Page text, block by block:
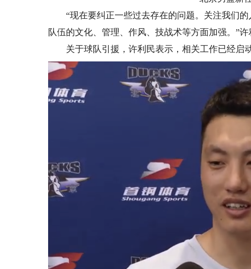
“现在要纠正一些过去存在的问题。关注我们的
队伍的文化、管理、作风、技战术等方面加强。”许
关于球队引援，许利民表示，相关工作已经启动